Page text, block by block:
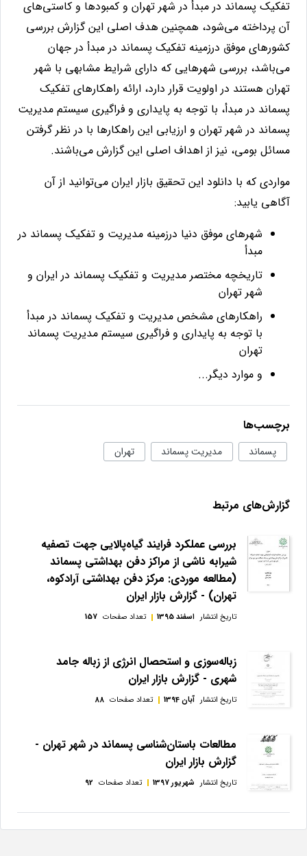
تفکیک پسماند در مبدأ در شهر تهران و کمبودها و کاستی‌های
آن پرداخته می‌شود، همچنین هدف اصلی این گزارش بررسی
کشورهای موفق درزمینه تفکیک پسماند در مبدأ در جهان
می‌باشد، بررسی شهرهایی که دارای شرایط مشابهی با شهر
تهران هستند در اولویت قرار دارد، ارائه راهکارهای تفکیک
پسماند در مبدأ، با توجه به پایداری و فراگیری سیستم مدیریت
پسماند در شهر تهران و ارزیابی این راهکارها با در نظر گرفتن
مسائل بومی، نیز از اهداف اصلی این گزارش می‌باشند.
مواردی که با دانلود این تحقیق بازار ایران می‌توانید از آن
آگاهی یابید:
شهرهای موفق دنیا درزمینه مدیریت و تفکیک پسماند در
مبدأ
تاریخچه مختصر مدیریت و تفکیک پسماند در ایران و
شهر تهران
راهکارهای مشخص مدیریت و تفکیک پسماند در مبدأ
با توجه به پایداری و فراگیری سیستم مدیریت پسماند
تهران
و موارد دیگر...
برچسب‌ها
پسماند مدیریت پسماند تهران
گزارش‌های مرتبط
بررسی عملکرد فرایند گیاه‌پالایی جهت تصفیه
شیرابه ناشی از مراکز دفن بهداشتی پسماند
(مطالعه موردی: مرکز دفن بهداشتی آرادکوه،
تهران) - گزارش بازار ایران
تاریخ انتشار اسفند 1395 تعداد صفحات 157
زباله‌سوزی و استحصال انرژی از زباله جامد
شهری - گزارش بازار ایران
تاریخ انتشار آبان 1394 تعداد صفحات 88
مطالعات باستان‌شناسی پسماند در شهر تهران -
گزارش بازار ایران
تاریخ انتشار شهریور 1397 تعداد صفحات 92